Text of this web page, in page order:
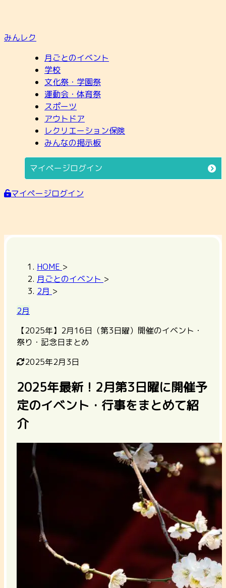
みんレク
月ごとのイベント
学校
文化祭・学園祭
運動会・体育祭
スポーツ
アウトドア
レクリエーション保険
みんなの掲示板
マイページログイン
マイページログイン
HOME >
月ごとのイベント >
2月 >
2月
【2025年】2月16日（第3日曜）開催のイベント・
祭り・記念日まとめ
2025年2月3日
2025年最新！2月第3日曜に開催予
定のイベント・行事をまとめて紹
介